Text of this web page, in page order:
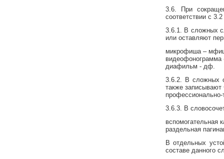
3.6. При
соответствии с
3.6.1. В сложных
или оставляют
микрофиша –
видеофонограмма
диафильм - дф.
3.6.2. В сложных
также
3.6.3. В
вспомогательная
раздельная
В отдельных
составе данного